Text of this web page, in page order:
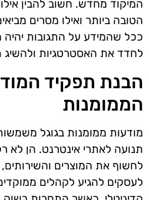
המיקוד מחדש. חשוב להבין
הטובה ביותר ואילו מסרים
ככל שהמידע על התגובות יהיה
לחדד את האסטרטגיות ולהשיג
הבנת תפקיד
הממומנות
מודעות ממומנות בגוגל
תנועה לאתרי אינטרנט. הן לא
לחשוף את המוצרים
לעסקים להגיע לקהלים